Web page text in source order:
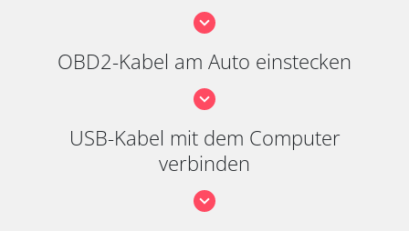
OBD2-Kabel am Auto einstecken
USB-Kabel mit dem Computer
verbinden